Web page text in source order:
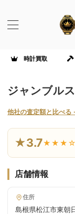
時計買取
ジャンブル
他社の査定額と比べる
★3.7
店舗情報
住所
島根県松江市東朝